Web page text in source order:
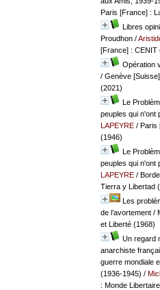
Paris [France] :
Libres
Proudhon/
[France] : CENIT
Opération
/ Genève
(2021)
Le
peuples qui n'ont
LAPEYRE/ Paris
(1946)
Le
peuples qui n'ont
LAPEYRE/
Tierra y Libertad
Les
de l’avortement/
et Liberté (1968)
Un regard
anarchiste
guerre mondiale
(1936-1945) /
: Monde